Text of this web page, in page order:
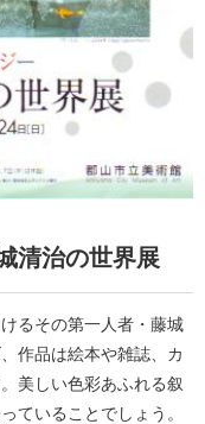
清治の世界展
るその第一人者・藤城
作品は絵本や雑誌、カ
美しい色彩あふれる叙
ていることでしょう。